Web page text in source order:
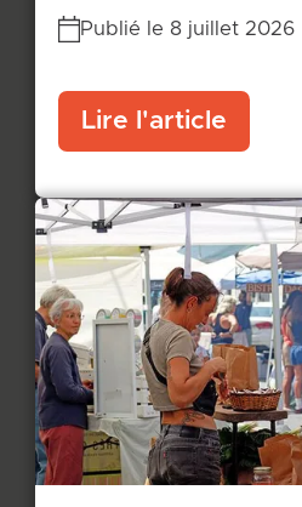
Publié le 8 juillet 2026
Lire l'article